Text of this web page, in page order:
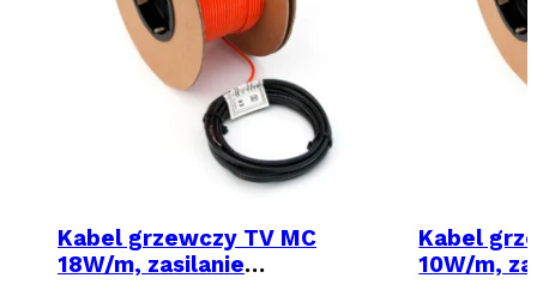
Kabel grzewczy TV MC
18W/m, zasilanie
Kabel
10W/m,